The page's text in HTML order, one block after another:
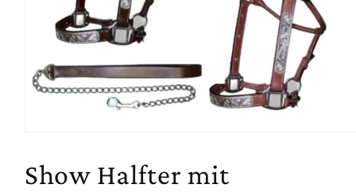
Modal
öffnen
Show Halfter mit